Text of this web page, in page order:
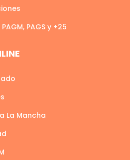
PAGS y +25
La Mancha